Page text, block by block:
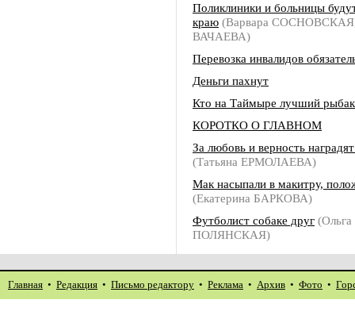
Поликлиники и больницы
краю (Варвара СОСНОВСКАЯ,
ВАЧАЕВА)
Перевозка инвалидов
Деньги пахнут
Кто на Таймыре лучший
КОРОТКО О ГЛАВНОМ
За любовь и верность
(Татьяна ЕРМОЛАЕВА)
Мак насыпали в макитру,
(Екатерина БАРКОВА)
Футболист собаке друг (Ольга
ПОЛЯНСКАЯ)
Главная • Редакция • Письмо редактору • Реклама • Архив • Фото •